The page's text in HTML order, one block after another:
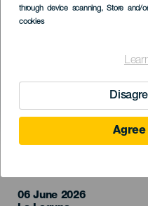
through device scanning, Store and/
cookies
Agree
06 June 2026